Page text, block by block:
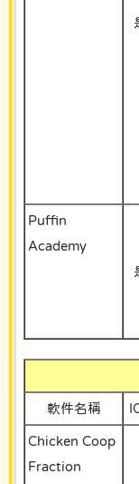
Puffin
Academy
軟件名稱
Chicken Coop
Fraction